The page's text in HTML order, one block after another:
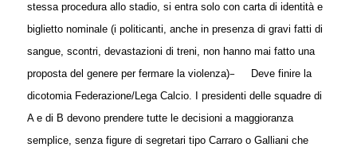
stessa procedura allo stadio, si entra solo con carta di identità e
biglietto nominale (i politicanti, anche in presenza di gravi fatti di
sangue, scontri, devastazioni di treni, non hanno mai fatto una
proposta del genere per fermare la violenza)–
Deve finire la
dicotomia Federazione/Lega Calcio. I presidenti delle squadre di
A e di B devono prendere tutte le decisioni a maggioranza
semplice, senza figure di segretari tipo Carraro o Galliani che